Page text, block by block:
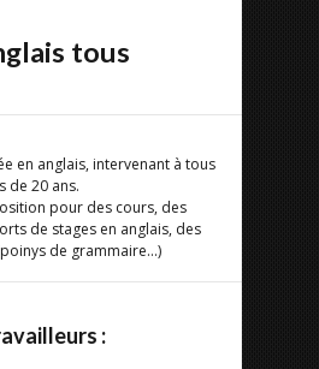
tous
en anglais, intervenant à tous
de 20 ans.
pour des cours, des
de stages en anglais, des
de grammaire...)
: